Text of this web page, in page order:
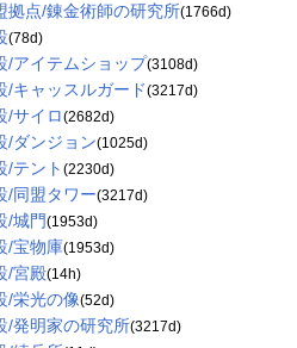
拠点/錬金術師の研究所(1766d)
(78d)
/アイテムショップ(3108d)
/キャッスルガード(3217d)
/サイロ(2682d)
/ダンジョン(1025d)
/テント (2230d)
/同盟タワー(3217d)
/城門(1953d)
/宝物庫(1953d)
/宮殿(14h)
/栄光の像(52d)
/発明家の研究所(3217d)